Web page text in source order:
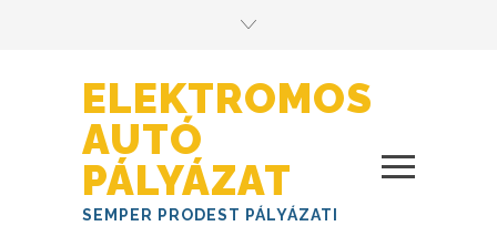
ELEKTROMOS
AUTÓ
PÁLYÁZAT
SEMPER PRODEST PÁLYÁZATI